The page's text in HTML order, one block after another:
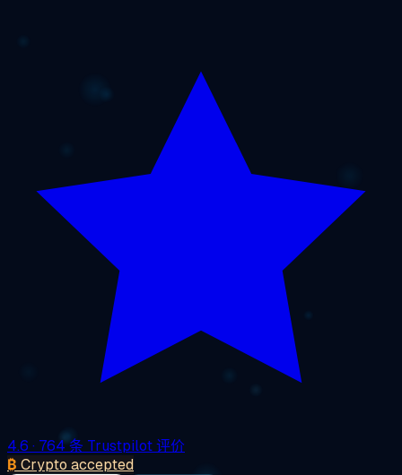
4.6 · 764 条 Trustpilot 评价
₿ Crypto accepted